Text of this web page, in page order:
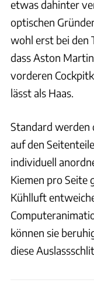
etwas dahinter
optischen
wohl erst bei den
dass Aston
vorderen
lässt als Haas.
Standard werden
auf den
individuell
Kiemen pro Seite
Kühlluft
können sie
diese